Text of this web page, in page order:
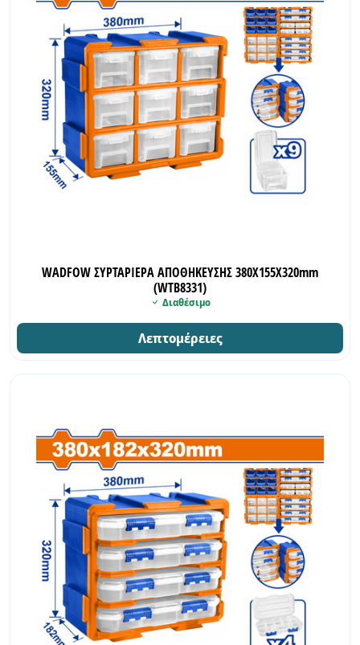
WADFOW ΣΥΡΤΑΡΙΕΡΑ ΑΠΟΘΗΚΕΥΣΗΣ 380Χ155Χ320mm
(WTB8331)
Διαθέσιμο
Λεπτομέρειες